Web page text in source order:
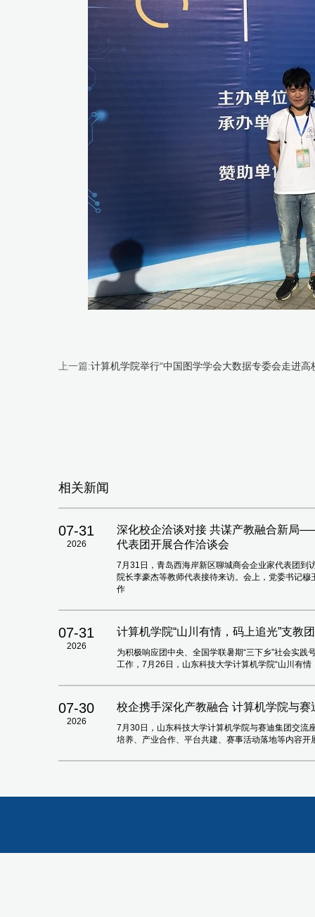
上一篇:计算机学院举行“中国图学学会大数据专委会走进高
相关新闻
07-31
2026
深化校企洽谈对接 共谋产教融合新局
代表团开展合作洽谈会
7月31日，青岛西海岸新区聊城商会企业家代表团到
院长李豪杰等教师代表接待来访。会上，党委书记
作
07-31
2026
计算机学院“山川有情，码上追光”支教
为积极响应团中央、全国学联暑期“三下乡”社会实
工作，7月26日，山东科技大学计算机学院“山川有
07-30
2026
校企携手深化产教融合 计算机学院与
7月30日，山东科技大学计算机学院与赛迪集团交流
培养、产业合作、平台共建、赛事活动落地等内容